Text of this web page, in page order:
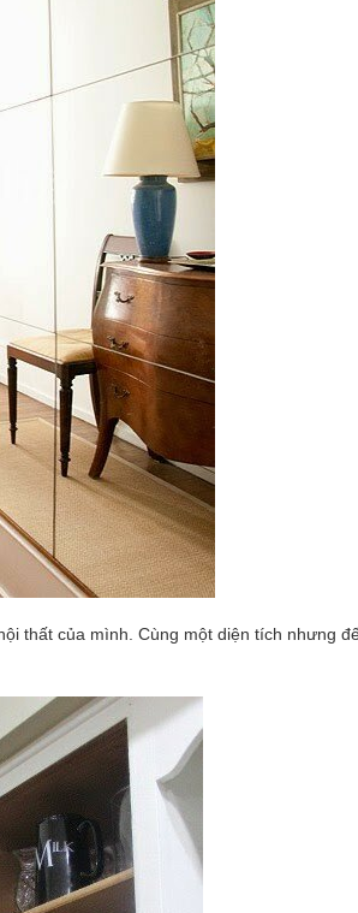
thất của mình. Cùng một diện tích nhưng